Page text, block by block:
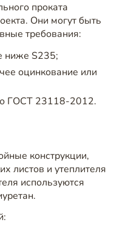
проката
Они могут быть
требования:
ниже S235;
оцинкование или
ГОСТ 23118-2012.
конструкции,
листов и утеплителя
используются